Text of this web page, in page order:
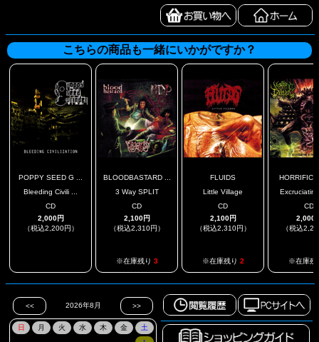
こちらの商品も一緒にいかがですか？
POPPY SEED G ...
Bleeding Civili ...
CD
2,000円
（税込2,200円）
BLOODBASTARD ...
3 Way SPLIT
CD
2,100円
（税込2,310円）
※在庫残り 3
FLUIDS
Little Village
CD
2,100円
（税込2,310円）
※在庫残り 2
HORRIFIC
CD
2,000
（税込
※在庫残